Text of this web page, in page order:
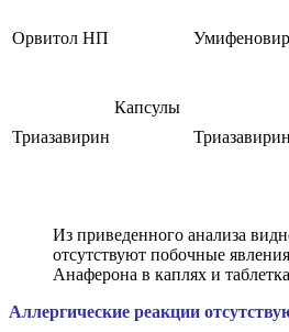
Орвитол НП
Капсулы
Умифеновир
Триазавирин Триазавирин
Из приведенного анализа
отсутствуют побочные
Анаферона в каплях и
Аллергические реакции